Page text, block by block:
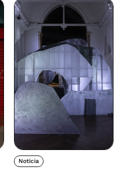
Noticia